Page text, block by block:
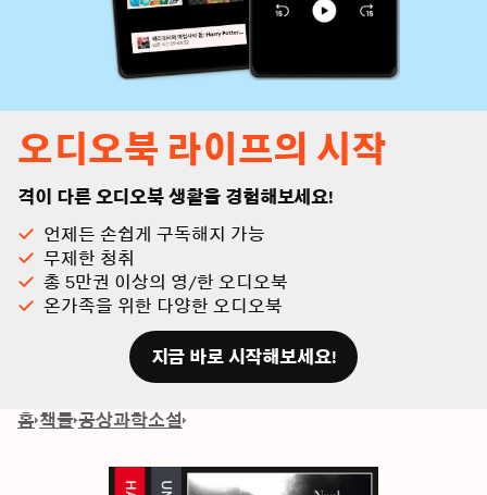
오디오북 라이프의 시작
격이 다른 오디오북 생활을 경험해보세요!
언제든 손쉽게 구독해지 가능
무제한 청취
총 5만권 이상의 영/한 오디오북
온가족을 위한 다양한 오디오북
지금 바로 시작해보세요!
홈 책들 공상과학소설